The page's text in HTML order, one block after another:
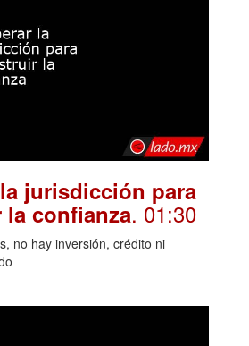
jurisdicción para
confianza. 01:30
no hay inversión, crédito ni